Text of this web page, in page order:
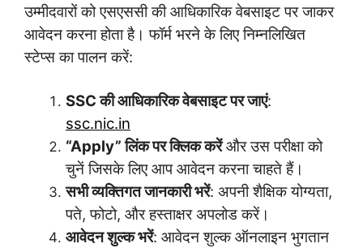
उम्मीदवारों को एसएससी की आधिकारिक वेबसाइट पर जाकर
आवेदन करना होता है। फॉर्म भरने के लिए निम्नलिखित
स्टेप्स का पालन करें:
SSC की आधिकारिक वेबसाइट पर जाएं:
ssc.nic.in
“Apply” लिंक पर क्लिक करेंऔर उस परीक्षा को
चुनें जिसके लिए आप आवेदन करना चाहते हैं।
सभी व्यक्तिगत जानकारी भरें: अपनी शैक्षिक योग्यता,
पते, फोटो, और हस्ताक्षर अपलोड करें।
आवेदन शुल्क भरें: आवेदन शुल्क ऑनलाइन भुगतान